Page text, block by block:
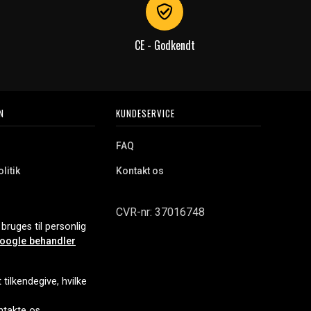
CE - Godkendt
KUNDESERVICE
FAQ
Kontakt os
CVR-nr: 37016748
til personlig
behandler
hvilke